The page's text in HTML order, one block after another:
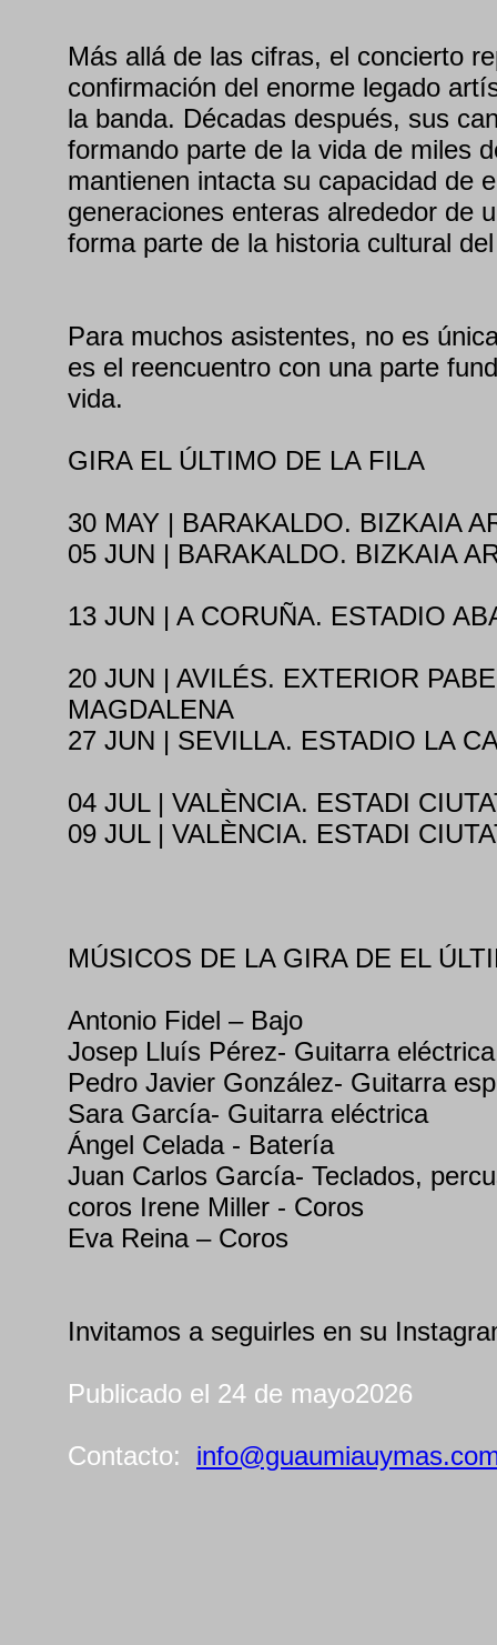
Más allá de las cifras, el concierto
confirmación del enorme legado
la banda. Décadas después, sus
formando parte de la vida de miles
mantienen intacta su capacidad de
generaciones enteras alrededor de
forma parte de la historia cultural
Para muchos asistentes, no es
es el reencuentro con una parte
vida.
GIRA EL ÚLTIMO DE LA FILA
30 MAY | BARAKALDO. BIZKAIA
05 JUN | BARAKALDO. BIZKAIA
13 JUN | A CORUÑA. ESTADIO
20 JUN | AVILÉS. EXTERIOR
MAGDALENA
27 JUN | SEVILLA. ESTADIO LA
04 JUL | VALÈNCIA. ESTADI
09 JUL | VALÈNCIA. ESTADI
MÚSICOS DE LA GIRA DE EL
Antonio Fidel – Bajo
Josep Lluís Pérez- Guitarra eléctrica
Pedro Javier González- Guitarra
Sara García- Guitarra eléctrica
Ángel Celada - Batería
Juan Carlos García- Teclados,
coros Irene Miller - Coros
Eva Reina – Coros
Invitamos a seguirles en su
Publicado el 24 de mayo2026
Contacto: